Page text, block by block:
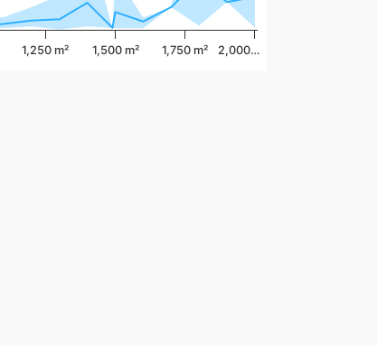
1,250 m² 1,500 m² 1,750 m² 2,000…